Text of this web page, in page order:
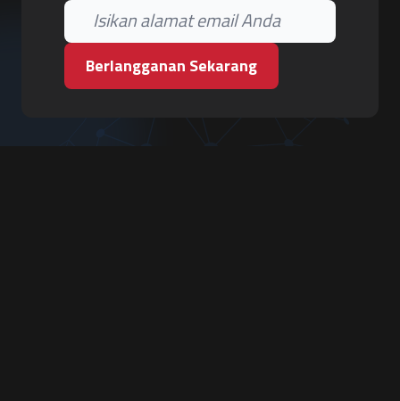
Berlangganan Sekarang